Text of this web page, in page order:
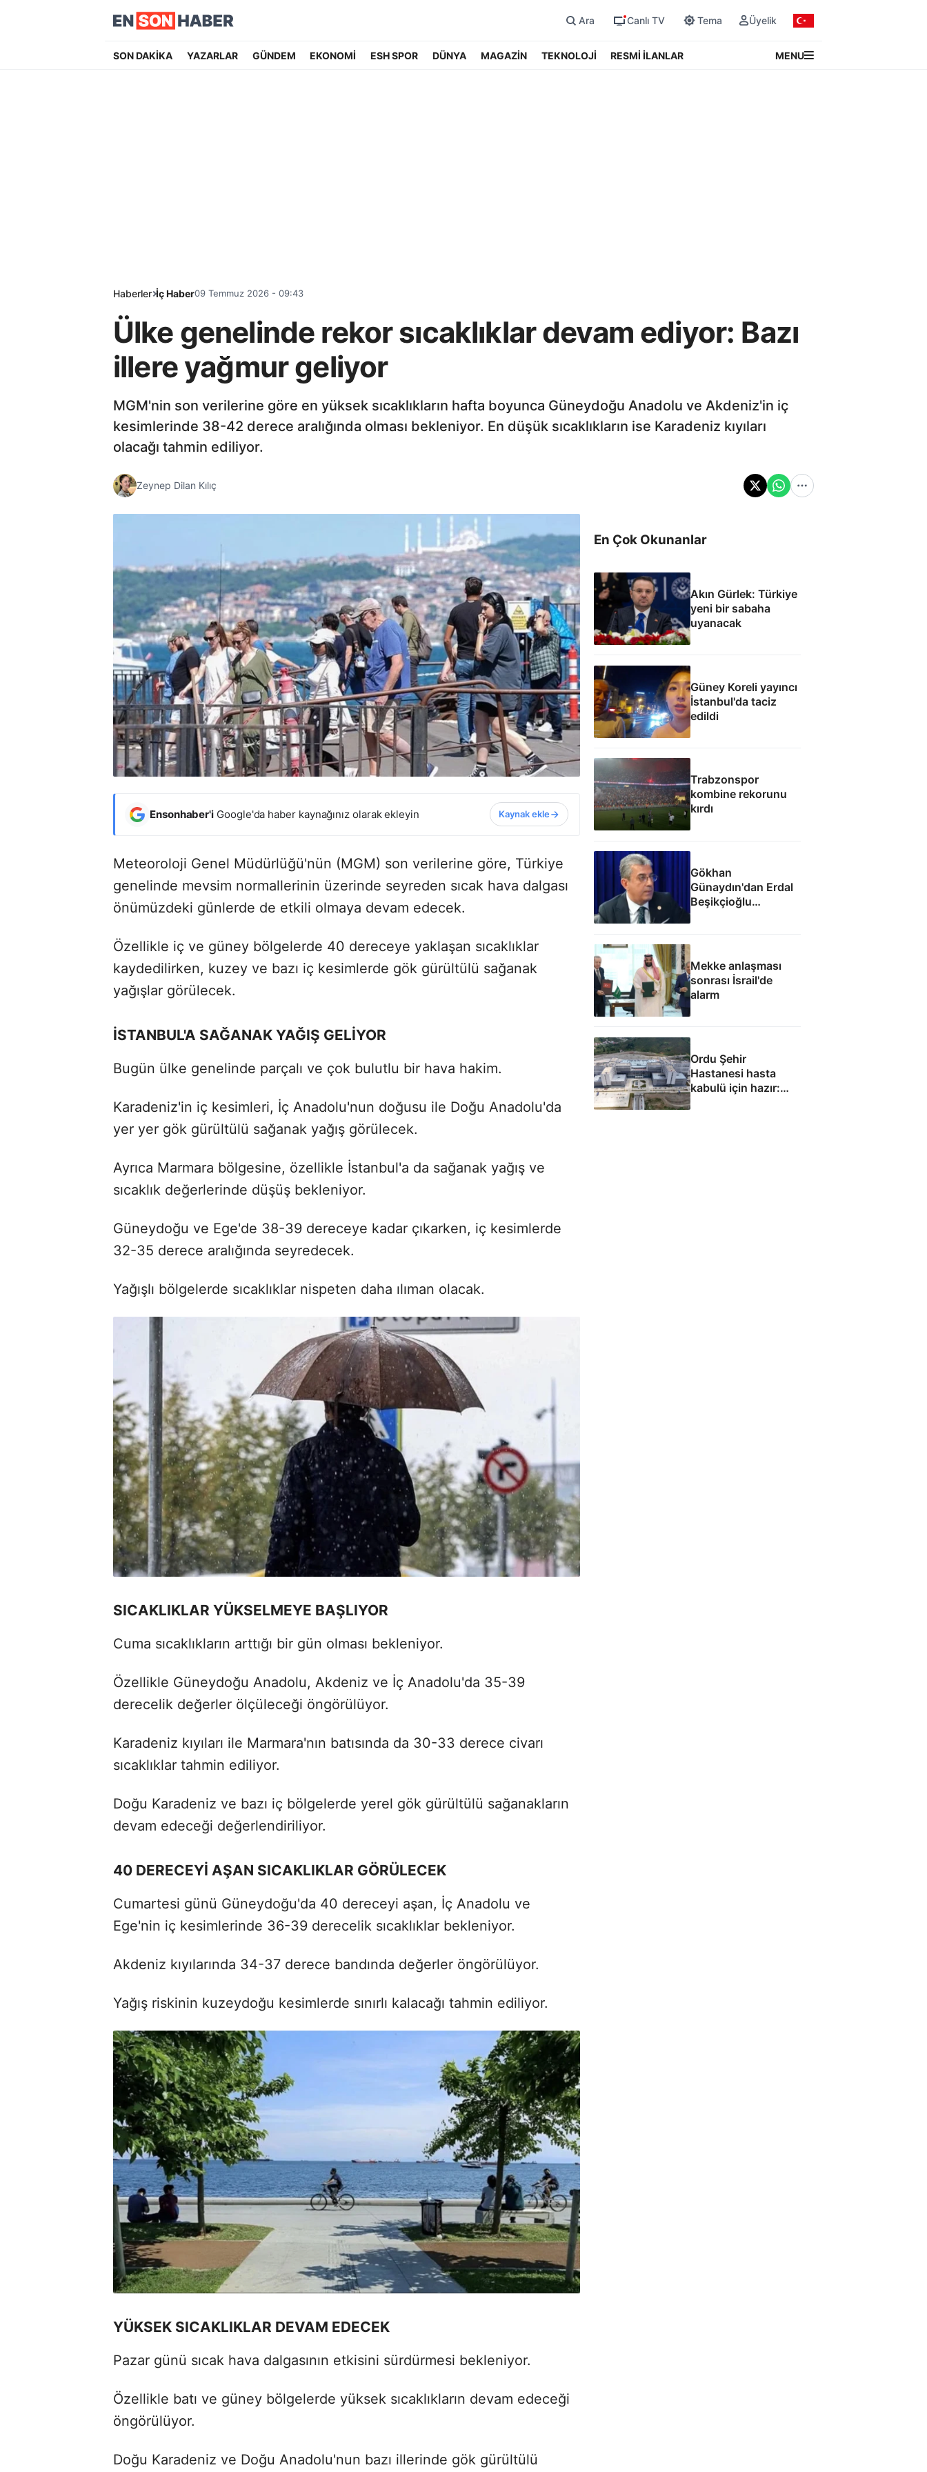
Ara Canlı TV Tema Üyelik
SON DAKİKA YAZARLAR GÜNDEM EKONOMİ ESH SPOR DÜNYA MAGAZİN TEKNOLOJİ RESMİ İLANLAR MENU
Haberler İç Haber09 Temmuz 2026 - 09:43
Ülke genelinde rekor sıcaklıklar devam ediyor: Bazı
illere yağmur geliyor
MGM'nin son verilerine göre en yüksek sıcaklıkların hafta boyunca Güneydoğu Anadolu ve Akdeniz'in iç
kesimlerinde 38-42 derece aralığında olması bekleniyor. En düşük sıcaklıkların ise Karadeniz kıyıları
olacağı tahmin ediliyor.
Zeynep Dilan Kılıç
Ensonhaber'i Google'da haber kaynağınız olarak ekleyin Kaynak ekle
Meteoroloji Genel Müdürlüğü'nün (MGM) son verilerine göre, Türkiye
genelinde mevsim normallerinin üzerinde seyreden sıcak hava dalgası
önümüzdeki günlerde de etkili olmaya devam edecek.
Özellikle iç ve güney bölgelerde 40 dereceye yaklaşan sıcaklıklar
kaydedilirken, kuzey ve bazı iç kesimlerde gök gürültülü sağanak
yağışlar görülecek.
İSTANBUL'A SAĞANAK YAĞIŞ GELİYOR
Bugün ülke genelinde parçalı ve çok bulutlu bir hava hakim.
Karadeniz'in iç kesimleri, İç Anadolu'nun doğusu ile Doğu Anadolu'da
yer yer gök gürültülü sağanak yağış görülecek.
Ayrıca Marmara bölgesine, özellikle İstanbul'a da sağanak yağış ve
sıcaklık değerlerinde düşüş bekleniyor.
Güneydoğu ve Ege'de 38-39 dereceye kadar çıkarken, iç kesimlerde
32-35 derece aralığında seyredecek.
Yağışlı bölgelerde sıcaklıklar nispeten daha ılıman olacak.
SICAKLIKLAR YÜKSELMEYE BAŞLIYOR
Cuma sıcaklıkların arttığı bir gün olması bekleniyor.
Özellikle Güneydoğu Anadolu, Akdeniz ve İç Anadolu'da 35-39
derecelik değerler ölçüleceği öngörülüyor.
Karadeniz kıyıları ile Marmara'nın batısında da 30-33 derece civarı
sıcaklıklar tahmin ediliyor.
Doğu Karadeniz ve bazı iç bölgelerde yerel gök gürültülü sağanakların
devam edeceği değerlendiriliyor.
40 DERECEYİ AŞAN SICAKLIKLAR GÖRÜLECEK
Cumartesi günü Güneydoğu'da 40 dereceyi aşan, İç Anadolu ve
Ege'nin iç kesimlerinde 36-39 derecelik sıcaklıklar bekleniyor.
Akdeniz kıyılarında 34-37 derece bandında değerler öngörülüyor.
Yağış riskinin kuzeydoğu kesimlerde sınırlı kalacağı tahmin ediliyor.
YÜKSEK SICAKLIKLAR DEVAM EDECEK
Pazar günü sıcak hava dalgasının etkisini sürdürmesi bekleniyor.
Özellikle batı ve güney bölgelerde yüksek sıcaklıkların devam edeceği
öngörülüyor.
Doğu Karadeniz ve Doğu Anadolu'nun bazı illerinde gök gürültülü
En Çok Okunanlar
Akın Gürlek: Türkiye
yeni bir sabaha
uyanacak
Güney Koreli yayıncı
İstanbul'da taciz
edildi
Trabzonspor
kombine rekorunu
kırdı
Gökhan
Günaydın'dan Erdal
Beşikçioğlu
eleştirisi: Siz kamu
yapıyorsunuz
Mekke anlaşması
sonrası İsrail'de
alarm
Ordu Şehir
Hastanesi hasta
kabulü için hazır:
Eylül ayında